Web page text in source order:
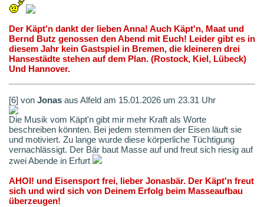
Der Käpt'n dankt der lieben Anna! Auch Käpt'n, Maat und
Bernd Butz genossen den Abend mit Euch! Leider gibt es in
diesem Jahr kein Gastspiel in Bremen, die kleineren drei
Hansestädte stehen auf dem Plan. (Rostock, Kiel, Lübeck)
Und Hannover.
[6] von Jonas aus Alfeld am 15.01.2026 um 23.31 Uhr
Die Musik vom Käpt'n gibt mir mehr Kraft als Worte
beschreiben könnten. Bei jedem stemmen der Eisen läuft sie
und motiviert. Zu lange wurde diese körperliche Tüchtigung
vernachlässigt. Der Bär baut Masse auf und freut sich riesig auf
zwei Abende in Erfurt
AHOI! und Eisensport frei, lieber Jonasbär. Der Käpt'n freut
sich und wird sich von Deinem Erfolg beim Masseaufbau
überzeugen!